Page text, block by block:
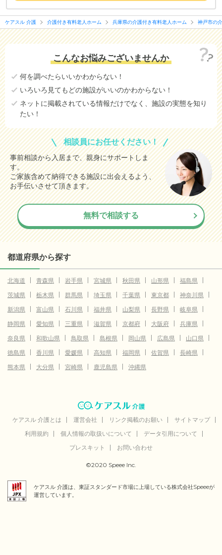
ケアスル 介護 介護付き有料老人ホーム 兵庫県の介護付き有料老人ホーム 神戸市の
こんなお悩みございませんか
何を調べたらいいかわからない！
いろいろ見てもどの施設がいいのかわからない！
ネットに掲載されている情報だけでなく、施設の実態を知り
たい！
相談員にお任せください！
事前相談から入居まで、親身にサポートしま
す。
ご家族含めて納得できる施設に出会えるよう、
お手伝いさせて頂きます。
無料で相談する
都道府県から探す
北海道 青森県 岩手県 宮城県 秋田県 山形県
福島県
茨城県
栃木県 群馬県 埼玉県 千葉県 東京都
神奈川県
新潟県
富山県 石川県 福井県 山梨県 長野県
岐阜県
静岡県
愛知県 三重県 滋賀県 京都府 大阪府
兵庫県
奈良県
和歌山県 鳥取県 島根県 岡山県 広島県
山口県
徳島県
香川県 愛媛県 高知県 福岡県 佐賀県
長崎県
熊本県
大分県 宮崎県 鹿児島県 沖縄県
ケアスル 介護とは 運営会社 リンク掲載のお願い
サイトマップ
利用規約
個人情報の取扱いについて
データ引用について
プレスキット
お問い合わせ
©2020 Speee Inc.
ケアスル 介護は、東証スタンダード市場に上場している株式会社Speeeが
運営しています。